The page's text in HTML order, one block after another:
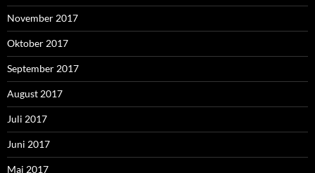
November 2017
Oktober 2017
September 2017
August 2017
Juli 2017
Juni 2017
Mai 2017